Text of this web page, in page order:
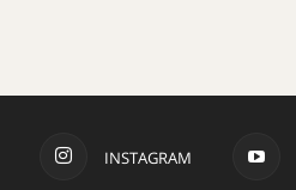
INSTAGRAM